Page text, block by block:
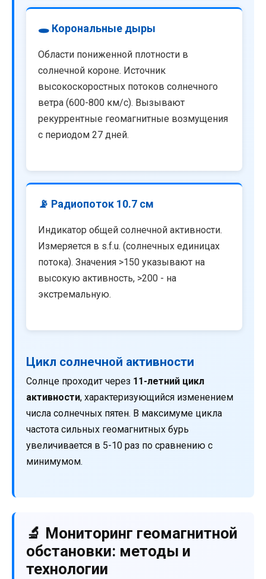
🕳️ Корональные дыры
Области пониженной плотности в
солнечной короне. Источник
высокоскоростных потоков солнечного
ветра (600-800 км/с). Вызывают
рекуррентные геомагнитные возмущения
с периодом 27 дней.
📡 Радиопоток 10.7 см
Индикатор общей солнечной активности.
Измеряется в s.f.u. (солнечных единицах
потока). Значения >150 указывают на
высокую активность, >200 - на
экстремальную.
Цикл солнечной активности
Солнце проходит через 11-летний цикл
активности, характеризующийся изменением
числа солнечных пятен. В максимуме цикла
частота сильных геомагнитных бурь
увеличивается в 5-10 раз по сравнению с
минимумом.
🔬 Мониторинг геомагнитной
обстановки: методы и
технологии